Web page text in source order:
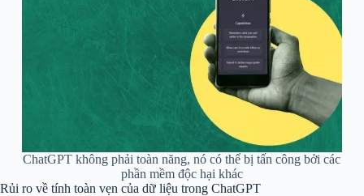
ChatGPT không phải toàn năng, nó có thể bị tấn công bởi các
phần mềm độc hại khác
Rủi ro về tính toàn vẹn của dữ liệu trong ChatGPT